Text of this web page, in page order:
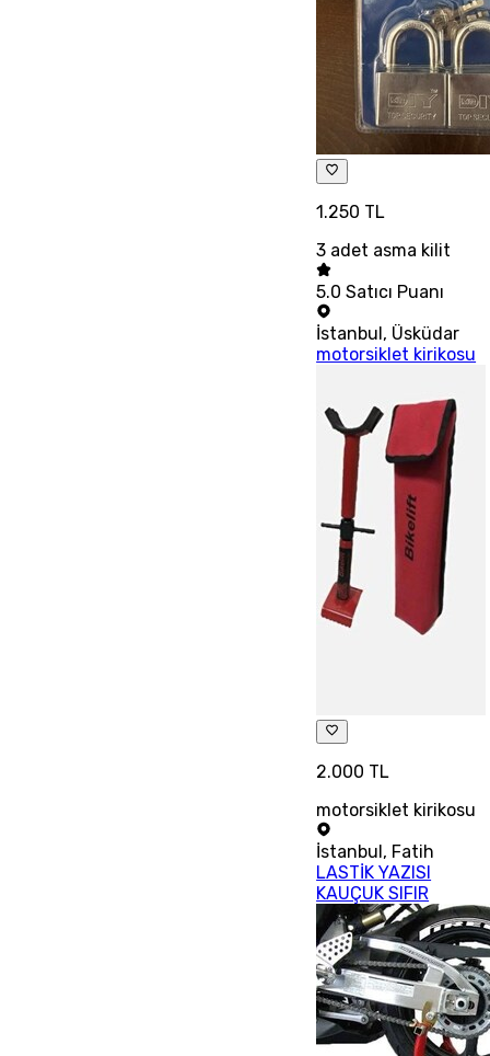
1.250 TL
3 adet asma kilit
5.0 Satıcı Puanı
İstanbul, Üsküdar
motorsiklet kirikosu
2.000 TL
motorsiklet kirikosu
İstanbul, Fatih
LASTİK YAZISI
KAUÇUK SIFIR